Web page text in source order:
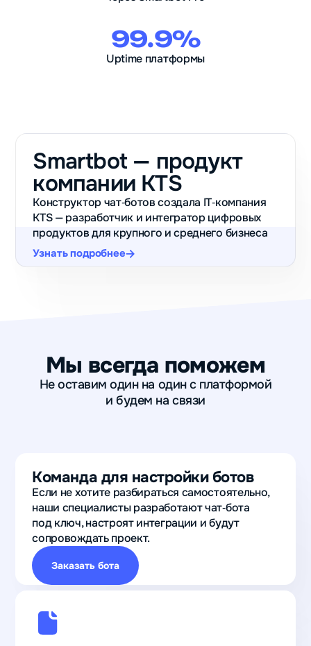
99.9%
Uptime платформы
Smartbot — продукт
компании KTS
Конструктор чат‑ботов создала IT‑компания
KTS — разработчик и интегратор цифровых
продуктов для крупного и среднего бизнеса
Узнать подробнее
Мы всегда поможем
Не оставим один на один с платформой
и будем на связи
Команда для настройки ботов
Если не хотите разбираться самостоятельно,
наши специалисты разработают чат‑бота
под ключ, настроят интеграции и будут
сопровождать проект.
Заказать бота